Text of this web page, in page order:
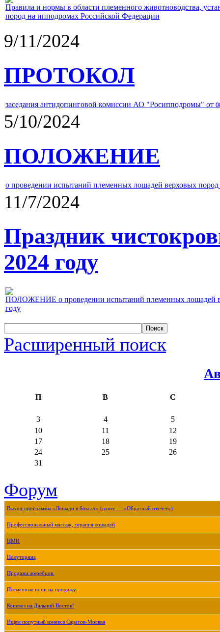
Правила и нормы в области племенного животноводства,
пород на ипподромах Российской Федерации
9/11/2024
ПРОТОКОЛ
заседания антидопинговой комиссии АО "Росипподромы" от
5/10/2024
ПОЛОЖЕНИЕ
о проведении испытаний племенных лошадей верховых
11/7/2024
Праздник
2024 году
ПОЛОЖЕНИЕ о проведении испытаний племенных лошадей
году
Расширенный поиск
П В С
3 4
5
10
11
12
17
18
19
24
25
26
31
Форум
Выход программы «Лошади в боксах» (ранее — «Обратный отсчёт»)
Профессиональный массаж, терапия лошадей
ЦМИ
Полуторник
Продажа жеребцов.
Племенные пони на продажу.
Коневоз на Дальний Восток!
Ищем попутный коневоз Саратов-Москва